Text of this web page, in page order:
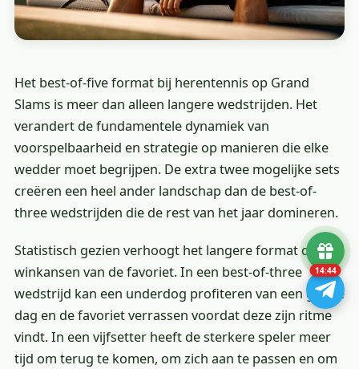
Het best-of-five format bij herentennis op Grand
Slams is meer dan alleen langere wedstrijden. Het
verandert de fundamentele dynamiek van
voorspelbaarheid en strategie op manieren die elke
wedder moet begrijpen. De extra twee mogelijke sets
creëren een heel ander landschap dan de best-of-
three wedstrijden die de rest van het jaar domineren.
Statistisch gezien verhoogt het langere format de
winkansen van de favoriet. In een best-of-three
wedstrijd kan een underdog profiteren van een goede
dag en de favoriet verrassen voordat deze zijn ritme
vindt. In een vijfsetter heeft de sterkere speler meer
tijd om terug te komen, om zich aan te passen en om
14:43